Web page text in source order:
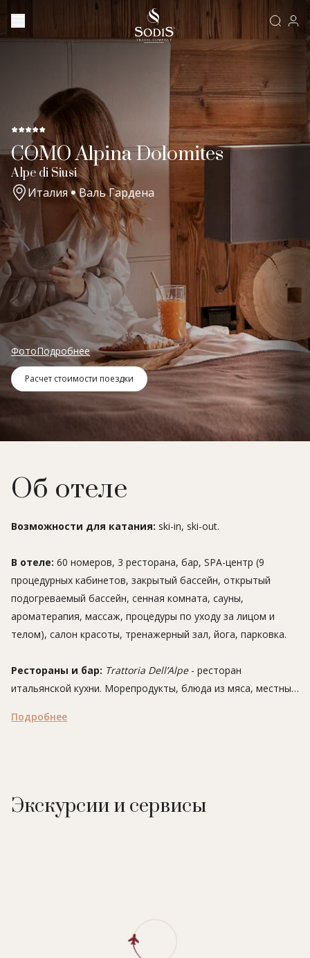
COMO Alpina Dolomites
Alpe di Siusi
Италия
Валь Гардена
ФотоПодробнее
Расчет стоимости поездки
Об отеле
Возможности для катания: ski-in, ski-out.
В отеле: 60 номеров, 3 ресторана, бар, SPA-центр (9
процедурных кабинетов, закрытый бассейн, открытый
подогреваемый бассейн, сенная комната, сауны,
ароматерапия, массаж, процедуры по уходу за лицом и
телом), салон красоты, тренажерный зал, йога, парковка.
Рестораны и бар: Trattoria Dell’Alpe - ресторан
итальянской кухни. Морепродукты, блюда из мяса, местные
Sassolungo– ресторан международной и итальянской
Lobby Lounge and
Подробнее
Экскурсии и сервисы